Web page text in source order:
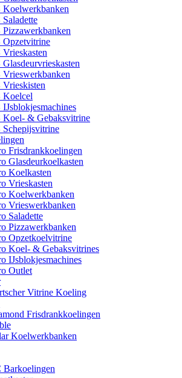
Koelwerkbanken
Saladette
Pizzawerkbanken
Opzetvitrine
Vrieskasten
Glasdeurvrieskasten
Vrieswerkbanken
Vrieskisten
Koelcel
IJsblokjesmachines
Koel- & Gebaksvitrine
Schepijsvitrine
Frisdrankkoelingen
Glasdeurkoelkasten
Koelkasten
Vrieskasten
Koelwerkbanken
Vrieswerkbanken
Saladette
Pizzawerkbanken
Opzetkoelvitrine
Koel- & Gebaksvitrines
IJsblokjesmachines
Outlet
Vitrine Koeling
Frisdrankkoelingen
Koelwerkbanken
Barkoelingen